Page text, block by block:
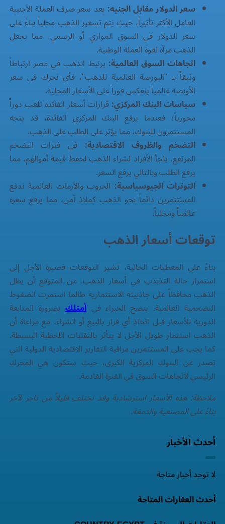
سعر الدولار مقابل الجنيه: يعد سعر صرف العملة الأجنبية
العامل الأكثر تأثيراً، حيث يتم تسعير الذهب محلياً بناءً على
سعر الدولار في السوق الموازي أو الرسمي، مما يجعل
الذهب مرآة لقوة العملة الوطنية.
اتجاهات السوق العالمية: يرتبط الذهب في مصر ارتباطاً
وثيقاً بـ "البورصة العالمية للذهب"، فأي تحرك في سعر
الأونصة عالمياً ينعكس فوراً على الأسعار المحلية.
سياسات البنك المركزي:قرارات أسعار الفائدة تلعب دوراً
محورياً؛ فعندما يرفع البنك المركزي الفائدة، قد يتجه
المستثمرون للبنوك، مما يؤثر على الطلب على الذهب.
التضخم والظروف الاقتصادية: في فترات التضخم
المرتفع، يلجأ الأفراد لشراء الذهب لحفظ قيمة أموالهم، مما
يرفع الطلب وبالتالي يرفع السعر.
التوترات الجيوسياسية: الحروب والأزمات العالمية تدفع
المستثمرين دائماً نحو الذهب كملاذ آمن، مما يرفع سعره
عالمياً ومحلياً.
توقعات أسعار الذهب
بناءً على المعطيات الحالية، تشير التوقعات قصيرة الأجل إلى
استمرار حالة التذبذب في أسعار الذهب. من المتوقع أن يظل
الذهب محافظاً على جاذبيته الاستثمارية طالما استمرت الضغوط
التضخمية العالمية. ينصح الخبراء فيأمتلكبضرورة المتابعة
الدورية للأسعار قبل اتخاذ أي قرار بالبيع أو الشراء، مع مراعاة أن
الذهب استثمار طويل الأجل لا يتأثر بالتقلبات اللحظية البسيطة.
كما يجب على المستثمرين مراقبة التقارير الاقتصادية الدولية التي
تصدر عن البنوك المركزية الكبرى، حيث ستكون هي المحرك
الرئيسي لاتجاهات السوق في الفترة القادمة.
ملاحظة: هذه الأسعار استرشادية وقد تختلف قليلاً من تاجر لآخر
بناءً على المصنعية والدمغة.
أحدث الأخبار
لا توجد أخبار متاحة
أحدث العقارات المتاحة